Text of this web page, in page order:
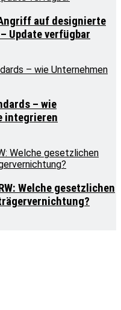
Angriff auf designierte
Update verfügbar
– wie
integrieren
Welche gesetzlichen